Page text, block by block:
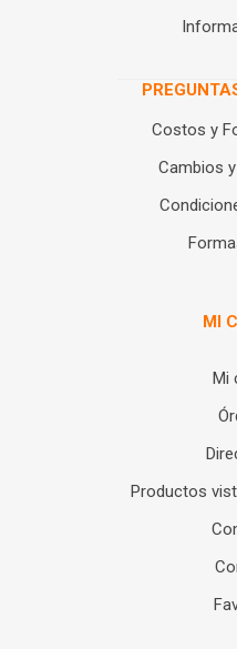
Costos y
Cambios
MI
Mi
Productos